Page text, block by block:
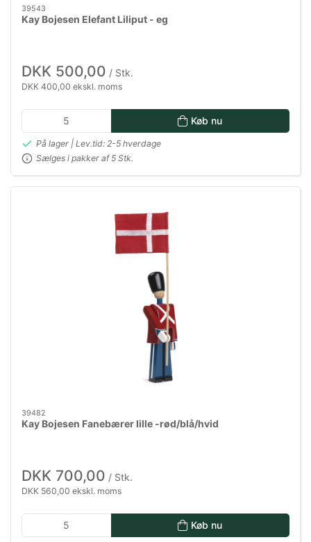
39543
Kay Bojesen Elefant Liliput - eg
DKK 500,00 / Stk.
DKK 400,00 ekskl. moms
Køb nu
På lager | Lev.tid: 2-5 hverdage
Sælges i pakker af 5 Stk.
39482
Kay Bojesen Fanebærer lille -rød/blå/hvid
DKK 700,00 / Stk.
DKK 560,00 ekskl. moms
Køb nu